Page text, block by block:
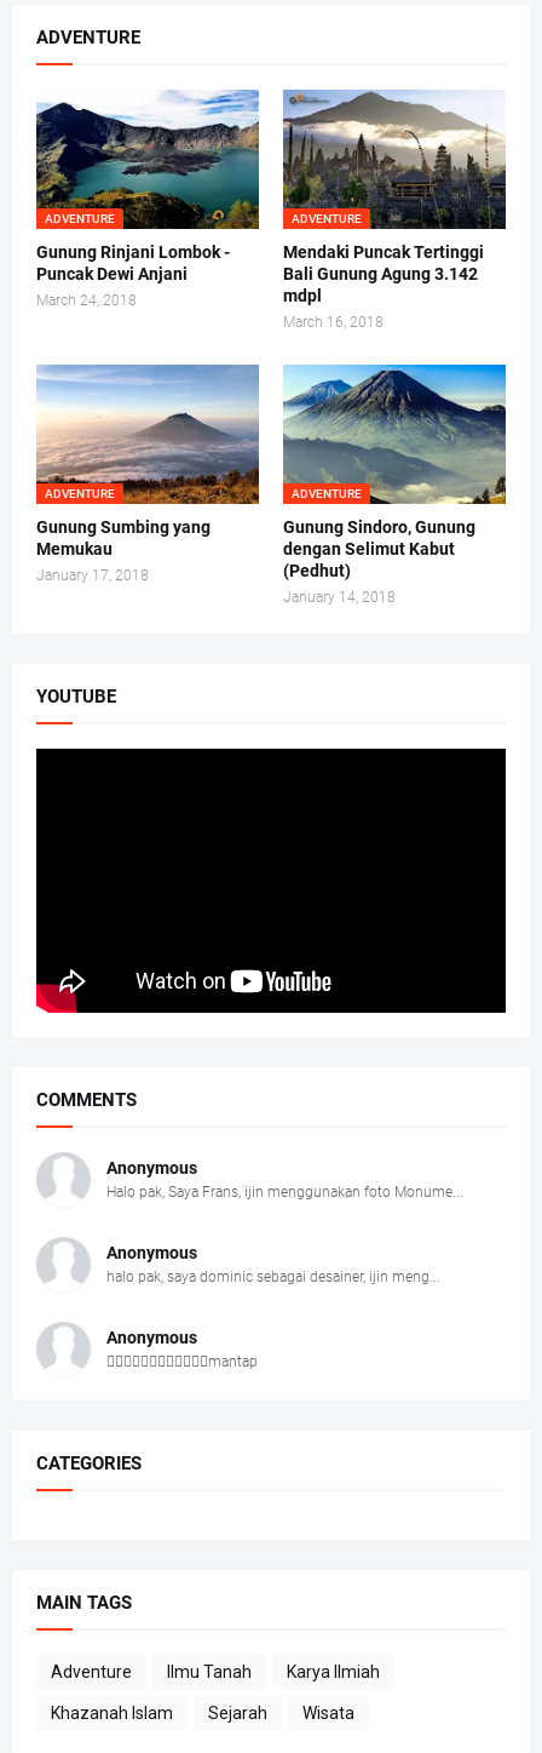
ADVENTURE
ADVENTURE
Gunung Rinjani Lombok -
Puncak Dewi Anjani
March 24, 2018
ADVENTURE
Mendaki Puncak Tertinggi
Bali Gunung Agung 3.142
mdpl
March 16, 2018
ADVENTURE
Gunung Sumbing yang
Memukau
January 17, 2018
ADVENTURE
Gunung Sindoro, Gunung
dengan Selimut Kabut
(Pedhut)
January 14, 2018
YOUTUBE
COMMENTS
Anonymous
Halo pak, Saya Frans, ijin menggunakan foto Monume...
Anonymous
halo pak, saya dominic sebagai desainer, ijin meng...
Anonymous
👍🏻👍🏻👍🏻👍🏻👍🏻👍🏻mantap
CATEGORIES
MAIN TAGS
Adventure Ilmu Tanah Karya Ilmiah
Khazanah Islam Sejarah Wisata